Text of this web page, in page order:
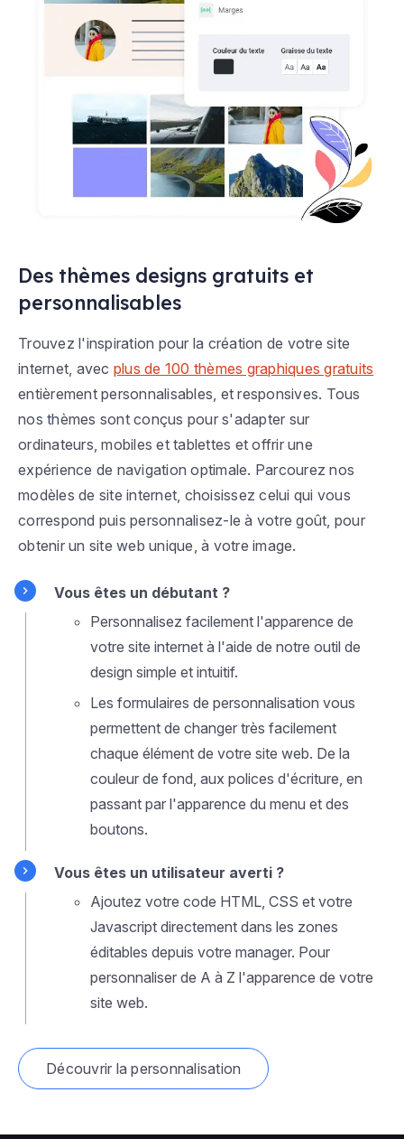
Des thèmes designs gratuits et
personnalisables
Trouvez l'inspiration pour la création de votre site
internet, avec plus de 100 thèmes graphiques gratuits
entièrement personnalisables, et responsives. Tous
nos thèmes sont conçus pour s'adapter sur
ordinateurs, mobiles et tablettes et offrir une
expérience de navigation optimale. Parcourez nos
modèles de site internet, choisissez celui qui vous
correspond puis personnalisez-le à votre goût, pour
obtenir un site web unique, à votre image.
Vous êtes un débutant ?
Personnalisez facilement l'apparence de
votre site internet à l'aide de notre outil de
design simple et intuitif.
Les formulaires de personnalisation vous
permettent de changer très facilement
chaque élément de votre site web. De la
couleur de fond, aux polices d'écriture, en
passant par l'apparence du menu et des
boutons.
Vous êtes un utilisateur averti ?
Ajoutez votre code HTML, CSS et votre
Javascript directement dans les zones
éditables depuis votre manager. Pour
personnaliser de A à Z l'apparence de votre
site web.
Découvrir la personnalisation